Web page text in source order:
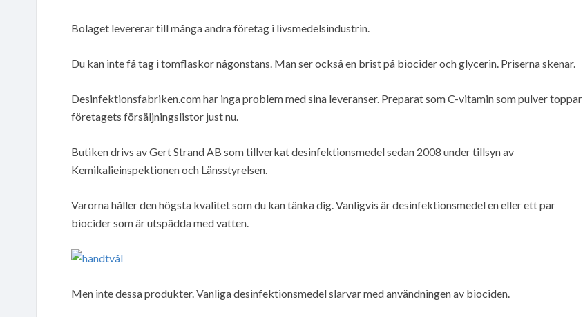
Bolaget levererar till många andra företag i livsmedelsindustrin.
Du kan inte få tag i tomflaskor någonstans. Man ser också en brist på biocider och glycerin. Priserna skenar.
Desinfektionsfabriken.com har inga problem med sina leveranser. Preparat som C-vitamin som pulver toppar
företagets försäljningslistor just nu.
Butiken drivs av Gert Strand AB som tillverkat desinfektionsmedel sedan 2008 under tillsyn av
Kemikalieinspektionen och Länsstyrelsen.
Varorna håller den högsta kvalitet som du kan tänka dig. Vanligvis är desinfektionsmedel en eller ett par
biocider som är utspädda med vatten.
Men inte dessa produkter. Vanliga desinfektionsmedel slarvar med användningen av biociden.